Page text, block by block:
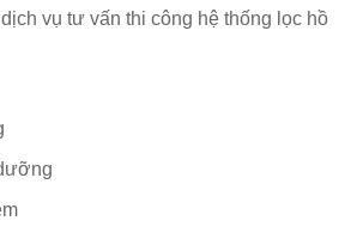
vụ tư vấn thi công hệ thống lọc hồ